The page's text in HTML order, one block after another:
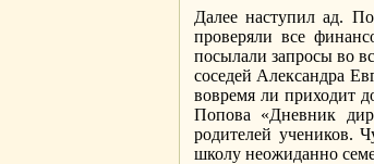
Далее наступил ад.
проверяли все
посылали запросы во
соседей Александра
вовремя ли приходит
Попова «Дневник
родителей учеников.
школу неожиданно